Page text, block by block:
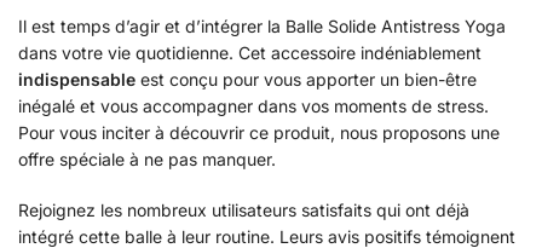
Il est temps d’agir et d’intégrer la Balle Solide Antistress Yoga
dans votre vie quotidienne. Cet accessoire indéniablement
indispensable est conçu pour vous apporter un bien-être
inégalé et vous accompagner dans vos moments de stress.
Pour vous inciter à découvrir ce produit, nous proposons une
offre spéciale à ne pas manquer.
Rejoignez les nombreux utilisateurs satisfaits qui ont déjà
intégré cette balle à leur routine. Leurs avis positifs témoignent